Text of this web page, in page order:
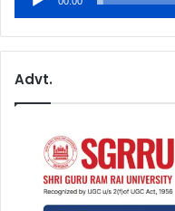
Advt.